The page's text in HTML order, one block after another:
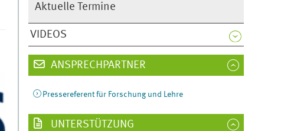
Aktuelle Termine
VIDEOS
ANSPRECHPARTNER
Pressereferent für Forschung und Lehre
UNTERSTÜTZUNG